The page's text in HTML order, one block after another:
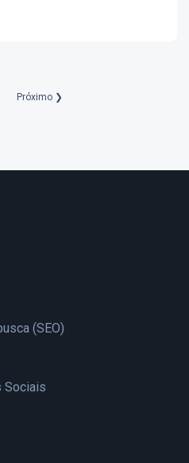
Próximo ❯
(SEO)
Sociais